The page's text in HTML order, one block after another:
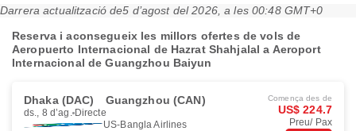
Darrera actualització de5 d’agost del 2026, a les 00:48 GMT+0
Reserva i aconsegueix les millors ofertes de vols de
Aeropuerto Internacional de Hazrat Shahjalal a Aeroport
Internacional de Guangzhou Baiyun
Dhaka (DAC) Guangzhou (CAN)
ds., 8 d’ag. Directe
US-Bangla Airlines
Comença des de
US$ 224.7
Preu/ Pax